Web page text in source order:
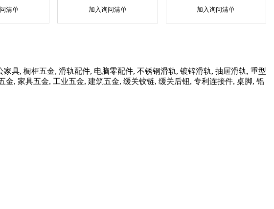
清单 加入询问清单 加入询问清单
具, 橱柜五金, 滑轨配件, 电脑零配件, 不锈钢滑轨, 镀锌滑轨, 抽屉滑轨, 重型
金, 家具五金, 工业五金, 建筑五金, 缓关铰链, 缓关后钮, 专利连接件, 桌脚, 铝